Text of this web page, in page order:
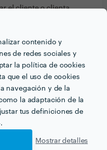
contenido y
de redes sociales y
la política de cookies
que el uso de cookies
navegación y de la
la adaptación de la
tus definiciones de
Mostrar detalles
el cliente o clienta
y trabajo?
que quiera contratar
algo esencial a tener
es lo mejor, hay que